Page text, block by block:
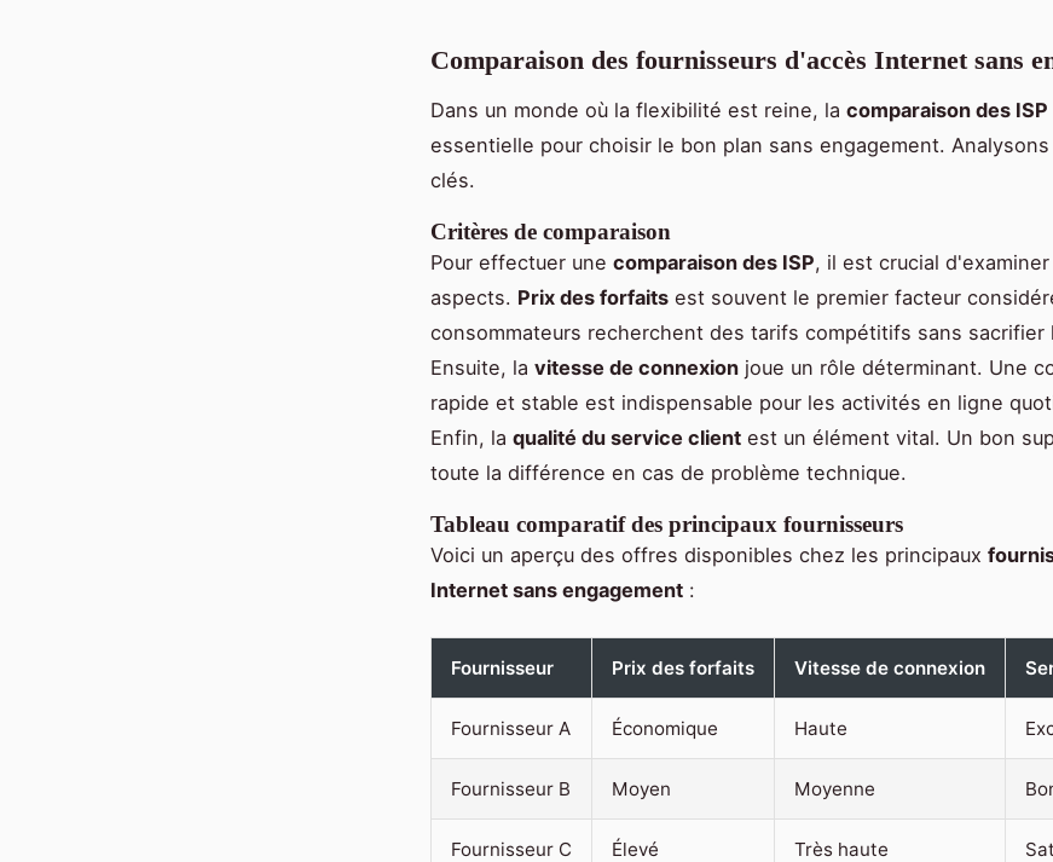
Comparaison des fournisseurs d'accès Internet sans
Dans un monde où la flexibilité est reine, la comparaison des ISP
essentielle pour choisir le bon plan sans engagement.
clés.
Critères de comparaison
Pour effectuer une comparaison des ISP, il est crucial
aspects. Prix des forfaits est souvent le premier facteur
consommateurs recherchent des tarifs compétitifs sans sacrifier
Ensuite, la vitesse de connexion joue un rôle déterminant. Une
rapide et stable est indispensable pour les activités en ligne
Enfin, la qualité du service client est un élément vital. Un bon
toute la différence en cas de problème technique.
Tableau comparatif des principaux fournisseurs
Voici un aperçu des offres disponibles chez les principaux
Internet sans engagement :
Fournisseur Prix des forfaits Vitesse de connexion
Fournisseur A Économique Haute
Fournisseur B Moyen Moyenne
Fournisseur C Élevé Très haute